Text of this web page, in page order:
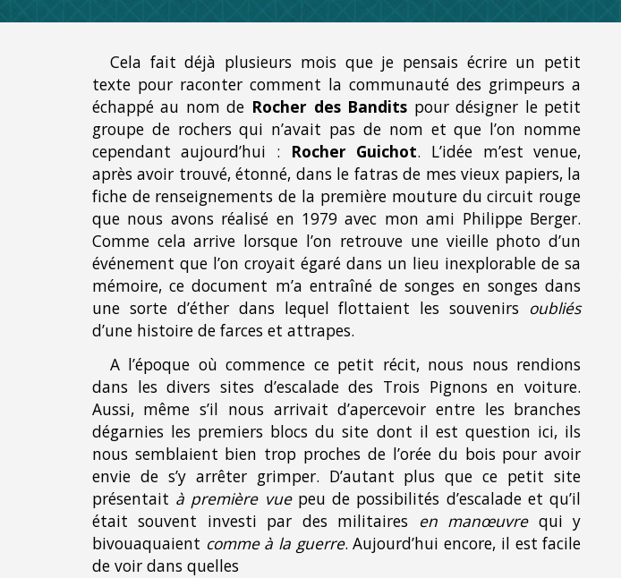
Cela fait déjà plusieurs mois que je pensais écrire un petit
texte pour raconter comment la communauté des grimpeurs a
échappé au nom de Rocher des Bandits pour désigner le petit
groupe de rochers qui n’avait pas de nom et que l’on nomme
cependant aujourd’hui : Rocher Guichot. L’idée m’est venue,
après avoir trouvé, étonné, dans le fatras de mes vieux papiers, la
fiche de renseignements de la première mouture du circuit rouge
que nous avons réalisé en 1979 avec mon ami Philippe Berger.
Comme cela arrive lorsque l’on retrouve une vieille photo d’un
événement que l’on croyait égaré dans un lieu inexplorable de sa
mémoire, ce document m’a entraîné de songes en songes dans
une sorte d’éther dans lequel flottaient les souvenirs oubliés
d’une histoire de farces et attrapes.
A l’époque où commence ce petit récit, nous nous rendions
dans les divers sites d’escalade des Trois Pignons en voiture.
Aussi, même s’il nous arrivait d’apercevoir entre les branches
dégarnies les premiers blocs du site dont il est question ici, ils
nous semblaient bien trop proches de l’orée du bois pour avoir
envie de s’y arrêter grimper. D’autant plus que ce petit site
présentait à première vue peu de possibilités d’escalade et qu’il
était souvent investi par des militaires en manœuvre qui y
bivouaquaient comme à la guerre. Aujourd’hui encore, il est facile
de voir dans quelles